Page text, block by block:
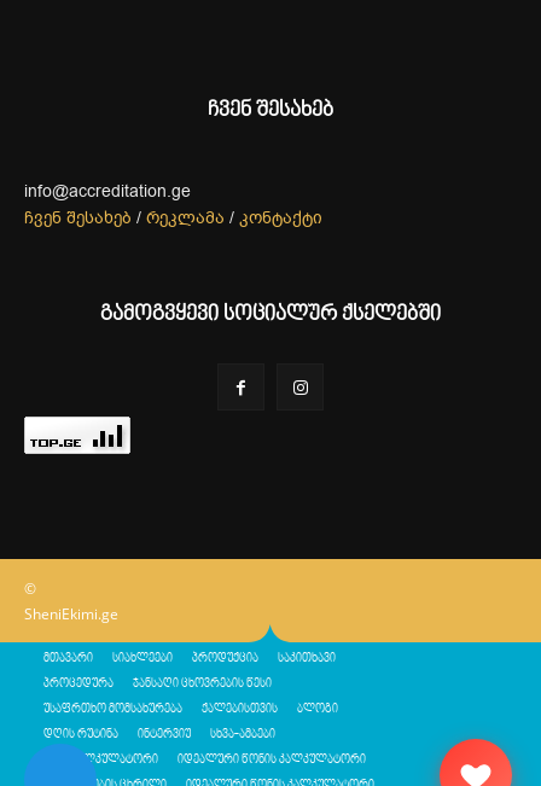
ჩვენ შესახებ
info@accreditation.ge
ჩვენ შესახებ / რეკლამა / კონტაქტი
გამოგვყევი სოციალურ ქსელებში
©
SheniEkimi.ge
მთავარი სიახლეები პროდუქცია საკითხავი
პროცედურა ჯანსაღი ცხოვრების წესი
უსაფრთხო მომსახურება ქალებისთვის ბლოგი
დღის რუტინა ინტერვიუ სხვა-ამბები
შენი კალკულატორი იდეალური წონის კალკულატორი